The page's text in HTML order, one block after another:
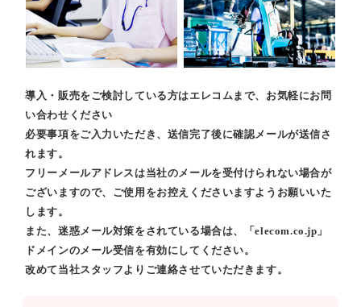
導入・販売をご検討している方はエレコムまで、お気軽にお問
い合わせください
必要事項をご入力いただき、送信完了後に確認メールが送信さ
れます。
フリーメールアドレスは当社のメールを受付けられない場合が
ございますので、ご使用をお控えくださいますようお願いいた
します。
また、迷惑メール対策をされている場合は、「elecom.co.jp」
ドメインのメール受信を有効にしてください。
改めて当社スタッフよりご連絡させていただきます。